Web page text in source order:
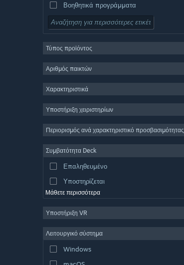
Βοηθητικά προγράμματα
Δωρεάν για παίξιμο
Μαζικό πολλών παικτών
Indie
Χαλαρό
Προσομοίωση
Παραγωγή βίντεο
Επεξεργασία εικόνας
Τύπος προϊόντος
Αριθμός παικτών
Χαρακτηριστικά
Υποστήριξη χειριστηρίων
Περιορισμός ανά χαρακτηριστικό προσβασιμότητας
Συμβατότητα Deck
Επαληθευμένο
Υποστηρίζεται
Μάθετε περισσότερα
Υποστήριξη VR
Λειτουργικό σύστημα
Windows